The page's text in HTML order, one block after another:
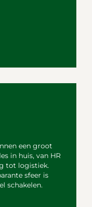
een groot
in huis, van HR
tot logistiek.
sfeer is
schakelen.